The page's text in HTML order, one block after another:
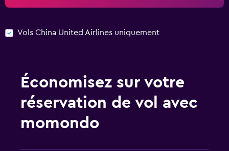
Vols China United Airlines uniquement
Économisez sur votre
réservation de vol avec
momondo